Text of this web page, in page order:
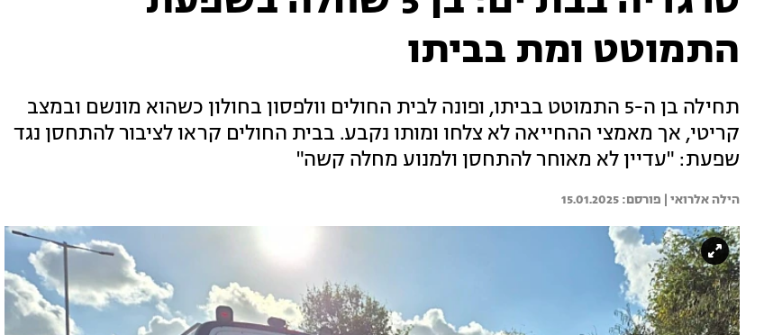
התמוטט ומת בביתו
תחילה בן ה-5 התמוטט בביתו, ופונה לבית החולים וולפסון בחולון כשהוא מונשם ובמצב
קריטי, אך מאמצי ההחייאה לא צלחו ומותו נקבע. בבית החולים קראו לציבור להתחסן נגד
שפעת: "עדיין לא מאוחר להתחסן ולמנוע מחלה קשה"
הילה אלרואי | 15.01.2025